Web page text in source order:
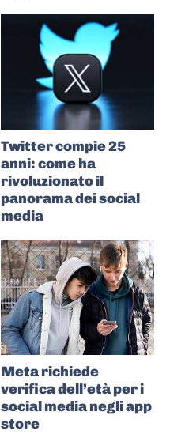
Twitter compie 25
anni: come ha
rivoluzionato il
panorama dei social
media
Meta richiede
verifica dell’età per i
social media negli app
store